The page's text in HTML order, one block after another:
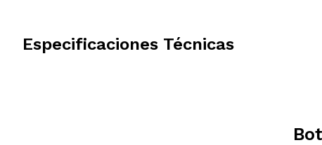
Especificaciones Técnicas